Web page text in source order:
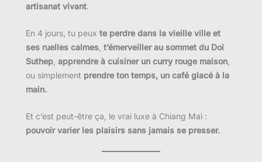
artisanat vivant.
En 4 jours, tu peux te perdre dans la vieille ville et
ses ruelles calmes t’émerveiller au sommet du Doi
Suthep apprendre à cuisiner un curry rouge maison
ou simplement prendre ton temps, un café glacé à la
main.
Et c’est peut-être ça, le vrai luxe à Chiang Mai :
pouvoir varier les plaisirs sans jamais se presser.